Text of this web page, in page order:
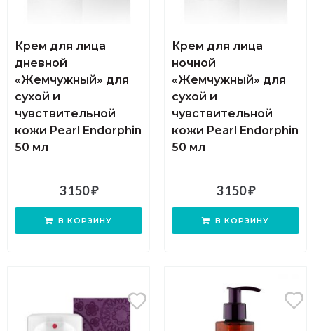
Крем для лица
дневной
«Жемчужный» для
сухой и
чувствительной
кожи Pearl Endorphin
50 мл
3 150₽
В КОРЗИНУ
Крем для лица
ночной
«Жемчужный» для
cухой и
чувствительной
кожи Pearl Endorphin
50 мл
3 150₽
В КОРЗИНУ